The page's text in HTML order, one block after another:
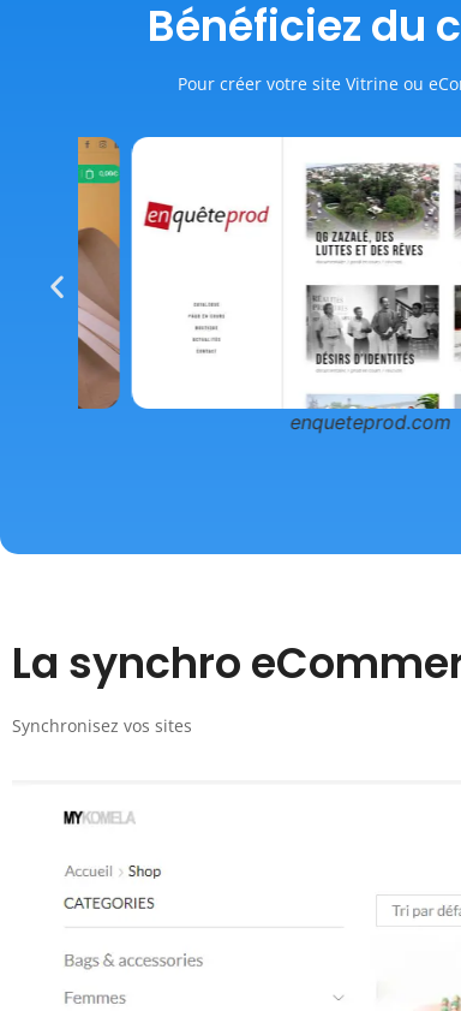
Bénéficiez du
Pour créer votre site Vitrine ou
enqueteprod.com
La synchro
Synchronisez vos sites